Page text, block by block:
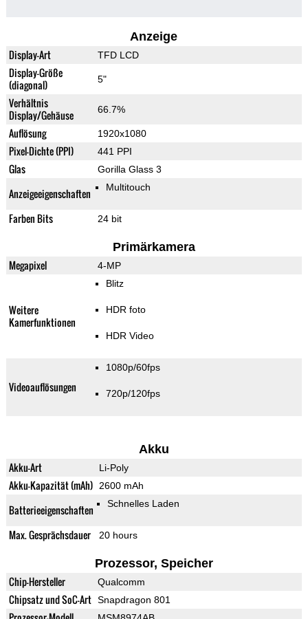
Anzeige
Display-Art TFD LCD
Display-Größe
(diagonal)
5"
Verhältnis
Display/Gehäuse
66.7%
Auflösung 1920x1080
Pixel-Dichte (PPI) 441 PPI
Glas Gorilla Glass 3
Anzeigeeigenschaften Multitouch
Farben Bits 24 bit
Primärkamera
Megapixel 4-MP
Weitere
Kamerfunktionen
Blitz
HDR foto
HDR Video
Videoauflösungen
1080p/60fps
720p/120fps
Akku
Akku-Art Li-Poly
Akku-Kapazität (mAh) 2600 mAh
Batterieeigenschaften Schnelles Laden
Max. Gesprächsdauer 20 hours
Prozessor, Speicher
Chip-Hersteller Qualcomm
Chipsatz und SoC-Art Snapdragon 801